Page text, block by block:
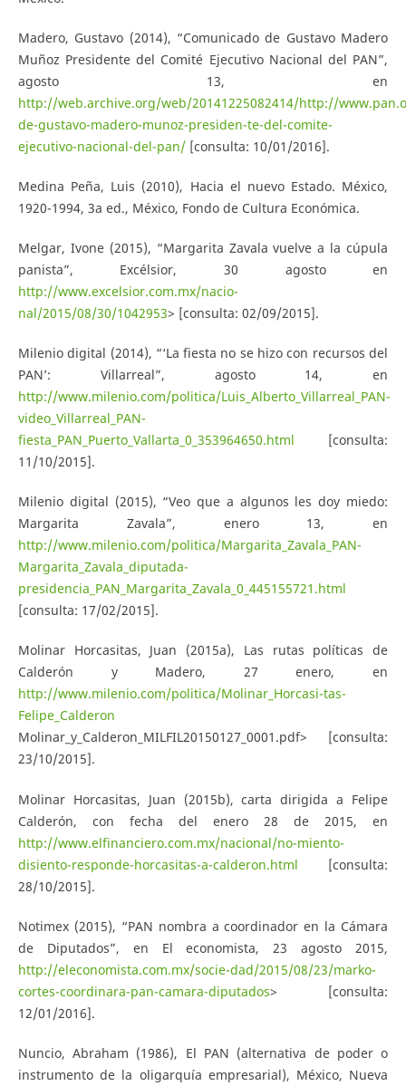
Madero, Gustavo (2014), “Comunicado de Gustavo Madero
Muñoz Presidente del Comité Ejecutivo Nacional del PAN”,
agosto 13, en
http://web.archive.org/web/20141225082414/http://
de-gustavo-madero-munoz-presiden-te-del-comite-
ejecutivo-nacional-del-pan/[consulta: 10/01/2016].
Medina Peña, Luis (2010), Hacia el nuevo Estado. México,
1920-1994, 3a ed., México, Fondo de Cultura Económica.
Melgar, Ivone (2015), “Margarita Zavala vuelve a la cúpula
panista”, Excélsior, 30 agosto en
http://www.excelsior.com.mx/nacio-
nal/2015/08/30/1042953> [consulta: 02/09/2015].
Milenio digital (2014), “‘La fiesta no se hizo con recursos del
PAN’: Villarreal”, agosto 14, en
http://www.milenio.com/politica/Luis_Alberto_Villarreal_PAN-
video_Villarreal_PAN-
fiesta_PAN_Puerto_Vallarta_0_353964650.html [consulta:
11/10/2015].
Milenio digital (2015), “Veo que a algunos les doy miedo:
Margarita Zavala”, enero 13, en
http://www.milenio.com/politica/Margarita_Zavala_PAN-
Margarita_Zavala_diputada-
presidencia_PAN_Margarita_Zavala_0_445155721.html
[consulta: 17/02/2015].
Molinar Horcasitas, Juan (2015a), Las rutas políticas de
Calderón y Madero, 27 enero, en
http://www.milenio.com/politica/Molinar_Horcasi-tas-
Felipe_Calderon
Molinar_y_Calderon_MILFIL20150127_0001.pdf> [consulta:
23/10/2015].
Molinar Horcasitas, Juan (2015b), carta dirigida a Felipe
Calderón, con fecha del enero 28 de 2015, en
http://www.elfinanciero.com.mx/nacional/no-miento-
disiento-responde-horcasitas-a-calderon.html [consulta:
28/10/2015].
Notimex (2015), “PAN nombra a coordinador en la Cámara
de Diputados”, en El economista, 23 agosto 2015,
http://eleconomista.com.mx/socie-dad/2015/08/23/marko-
cortes-coordinara-pan-camara-diputados> [consulta:
12/01/2016].
Nuncio, Abraham (1986), El PAN (alternativa de poder o
instrumento de la oligarquía empresarial), México, Nueva